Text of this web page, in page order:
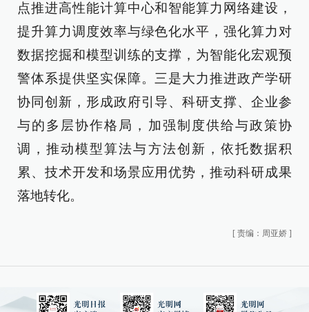
点推进高性能计算中心和智能算力网络建设，
提升算力调度效率与绿色化水平，强化算力对
数据挖掘和模型训练的支撑，为智能化宏观预
警体系提供坚实保障。三是大力推进政产学研
协同创新，形成政府引导、科研支撑、企业参
与的多层协作格局，加强制度供给与政策协
调，推动模型算法与方法创新，依托数据积
累、技术开发和场景应用优势，推动科研成果
落地转化。
[ 责编：周亚娇 ]